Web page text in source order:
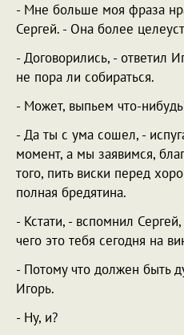
- Мне больше моя фраза
Сергей. - Она более
- Договорились, - ответил
не пора ли собираться.
- Может, выпьем что-
- Да ты с ума сошел, -
момент, а мы заявимся,
того, пить виски перед
полная бредятина.
- Кстати, - вспомнил
чего это тебя сегодня на
- Потому что должен быть
Игорь.
- Ну, и?